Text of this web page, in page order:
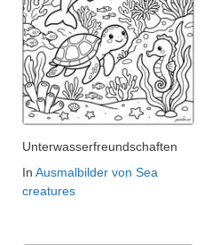
Unterwasserfreundschaften
In Ausmalbilder von Sea
creatures